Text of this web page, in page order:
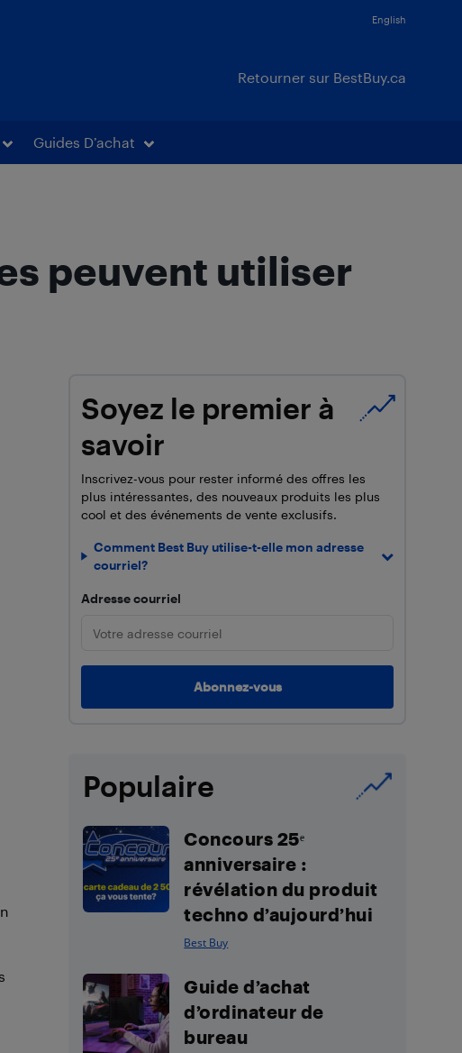
English
Retourner sur BestBuy.ca
Guides D’achat
peuvent utiliser
Soyez le premier à
savoir
Inscrivez-vous pour rester informé des offres les
plus intéressantes, des nouveaux produits les plus
cool et des événements de vente exclusifs.
Comment Best Buy utilise-t-elle mon adresse
courriel?
Adresse courriel
Populaire
Concours 25ᵉ
anniversaire :
révélation du produit
techno d’aujourd’hui
Best Buy
Guide d’achat
d’ordinateur de
bureau